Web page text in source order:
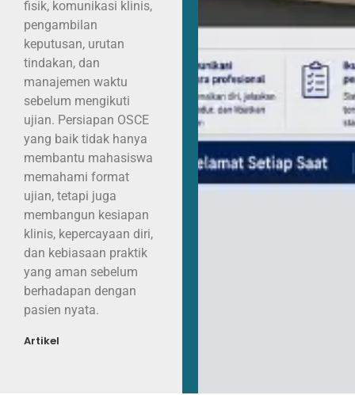
fisik, komunikasi klinis,
pengambilan
keputusan, urutan
tindakan, dan
manajemen waktu
sebelum mengikuti
ujian. Persiapan OSCE
yang baik tidak hanya
membantu mahasiswa
memahami format
ujian, tetapi juga
membangun kesiapan
klinis, kepercayaan diri,
dan kebiasaan praktik
yang aman sebelum
berhadapan dengan
pasien nyata.
Artikel